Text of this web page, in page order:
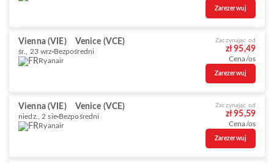
Zarezerwuj
Vienna (VIE) Venice (VCE)
śr., 23 wrz Bezpośredni
Ryanair
Zaczynając od
zł 95,49
Cena/os
Zarezerwuj
Vienna (VIE) Venice (VCE)
niedz., 2 sie Bezpośredni
Ryanair
Zaczynając od
zł 95,59
Cena/os
Zarezerwuj